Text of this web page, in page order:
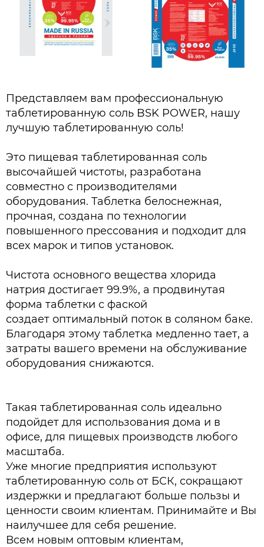
Представляем вам профессиональную
таблетированную соль BSK POWER, нашу
лучшую таблетированную соль!
Это пищевая таблетированная соль
высочайшей чистоты, разработана
совместно с производителями
оборудования. Таблетка белоснежная,
прочная, создана по технологии
повышенного прессования и подходит для
всех марок и типов установок.
Чистота основного вещества хлорида
натрия достигает 99.9%, а продвинутая
форма таблетки с фаской
создает оптимальный поток в соляном баке.
Благодаря этому таблетка медленно тает, а
затраты вашего времени на обслуживание
оборудования снижаются.
Такая таблетированная соль идеально
подойдет для использования дома и в
офисе, для пищевых производств любого
масштаба.
Уже многие предприятия используют
таблетированную соль от БСК, сокращают
издержки и предлагают больше пользы и
ценности своим клиентам. Принимайте и Вы
наилучшее для себя решение.
Всем новым оптовым клиентам,